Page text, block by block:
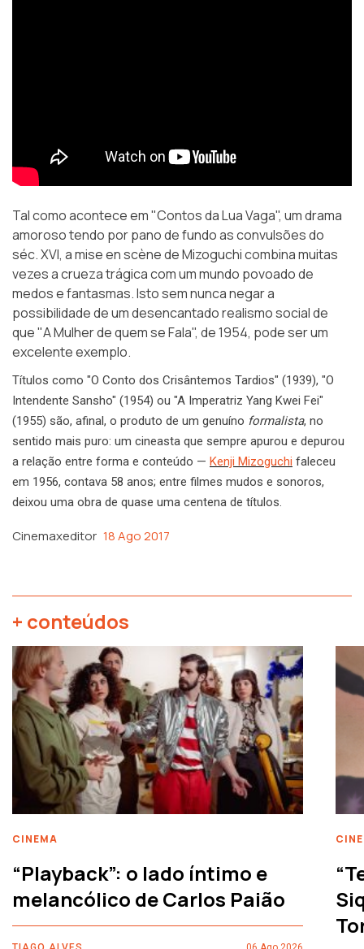
Tal como acontece em "Contos da Lua Vaga", um drama
amoroso tendo por pano de fundo as convulsões do
séc. XVI, a mise en scène de Mizoguchi combina muitas
vezes a crueza trágica com um mundo povoado de
medos e fantasmas. Isto sem nunca negar a
possibilidade de um desencantado realismo social de
que "A Mulher de quem se Fala", de 1954, pode ser um
excelente exemplo.
Títulos como "O Conto dos Crisântemos Tardios" (1939), "O
Intendente Sansho" (1954) ou "A Imperatriz Yang Kwei Fei"
(1955) são, afinal, o produto de um genuíno formalista, no
sentido mais puro: um cineasta que sempre apurou e depurou
a relação entre forma e conteúdo — Kenji Mizoguchi faleceu
em 1956, contava 58 anos; entre filmes mudos e sonoros,
deixou uma obra de quase uma centena de títulos.
Cinemaxeditor 18 Ago 2017
+ conteúdos
CINEMA
“Playback”: o lado íntimo e
melancólico de Carlos Paião